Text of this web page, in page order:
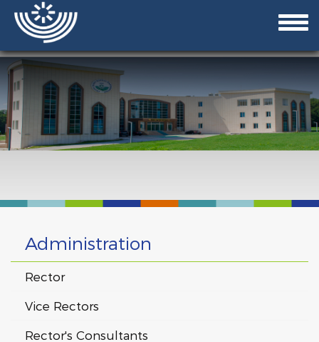
Administration
Rector
Vice Rectors
Rector's Consultants